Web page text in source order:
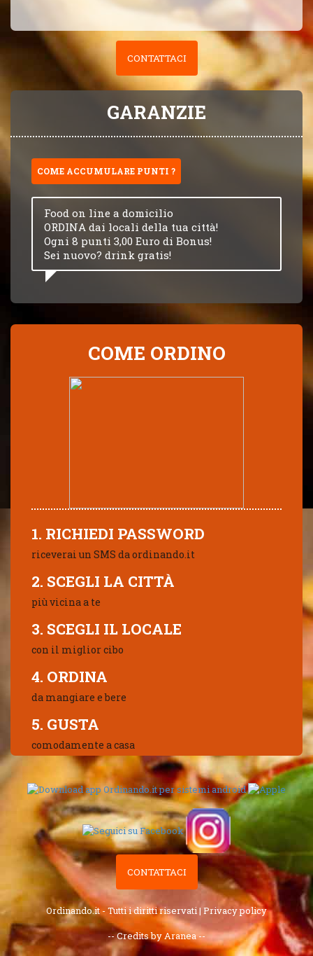
CONTATTACI
GARANZIE
COME ACCUMULARE PUNTI ?
Food on line a domicilio
ORDINA dai locali della tua città!
Ogni 8 punti 3,00 Euro di Bonus!
Sei nuovo? drink gratis!
COME ORDINO
1. RICHIEDI PASSWORD
riceverai un SMS da ordinando.it
2. SCEGLI LA CITTÀ
più vicina a te
3. SCEGLI IL LOCALE
con il miglior cibo
4. ORDINA
da mangiare e bere
5. GUSTA
comodamente a casa
CONTATTACI
Ordinando.it - Tutti i diritti riservati | Privacy policy
-- Credits by Aranea --